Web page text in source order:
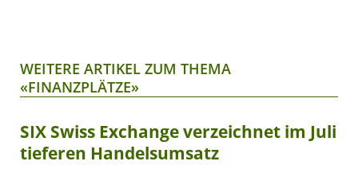
WEITERE ARTIKEL ZUM THEMA
«FINANZPLÄTZE»
SIX Swiss Exchange verzeichnet im Juli
tieferen Handelsumsatz